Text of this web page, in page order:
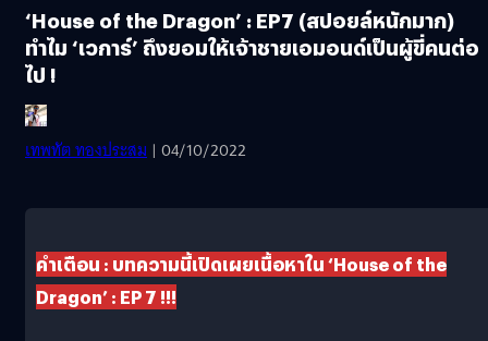
‘House of the Dragon’ : EP7 (สปอยล์หนักมาก)
ทำไม ‘เวการ์’ ถึงยอมให้เจ้าชายเอมอนด์เป็นผู้ขี่คนต่อ
ไป !
เทพทัต ทองประสม | 04/10/2022
คำเตือน : บทความนี้เปิดเผยเนื้อหาใน ‘House of the
Dragon’ : EP 7 !!!